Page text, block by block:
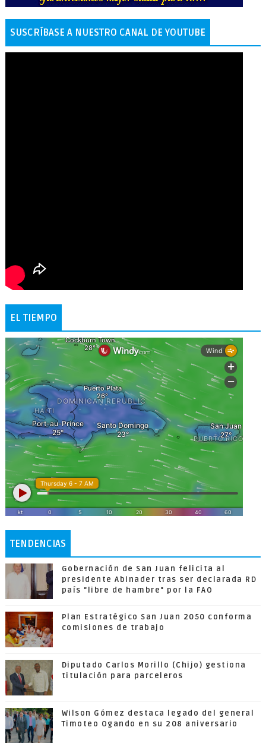
SUSCRÍBASE A NUESTRO CANAL DE YOUTUBE
EL TIEMPO
TENDENCIAS
Gobernación de San Juan felicita al
presidente Abinader tras ser declarada RD
país "libre de hambre" por la FAO
Plan Estratégico San Juan 2050 conforma
comisiones de trabajo
Diputado Carlos Morillo (Chijo) gestiona
titulación para parceleros
Wilson Gómez destaca legado del general
Timoteo Ogando en su 208 aniversario